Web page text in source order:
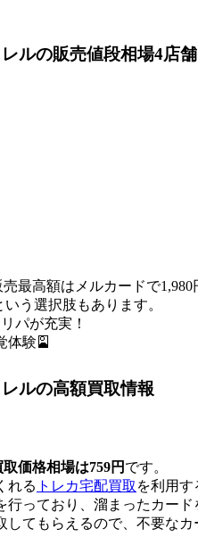
ルの販売値段相場4店
最高額はメルカードで
う選択肢もあります。
パが充実！
体験🎴
ルの高額買取情報
取価格相場は759円 です。
れる トレカ宅配買取 を利用す
っており、溜まったカード
てもらえるので、不要なカ